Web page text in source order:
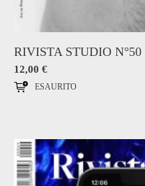
RIVISTA STUDIO N°50
12,00 €
ESAURITO